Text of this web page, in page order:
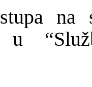
na
u